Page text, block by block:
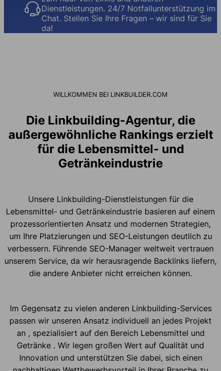
Dienstleistungen. 24/7 Notfallunterstützung im
Chat. Stellen Sie Ihre Fragen – wir sind für Sie
da!
WILLKOMMEN BEI LINKBUILDER.COM
Die Linkbuilding-Agentur, die
außergewöhnliche Rankings erzielt
für die Lebensmittel- und
Getränkeindustrie
Unsere Linkbuilding-Dienstleistungen für die
Lebensmittel- und Getränkeindustrie basieren auf einem
prozessorientierten Ansatz und modernen Strategien,
um Ihre Platzierungen und SEO-Leistungen deutlich zu
verbessern. Führende SEO-Manager weltweit vertrauen
unserem Service, da wir herausragende Backlinks liefern,
die andere Anbieter nicht erreichen können.
Im Gegensatz zu vielen anderen Linkbuilding-Services
passen wir unseren Ansatz individuell an jedes Projekt
an , spezialisiert auf den Bereich Lebensmittel und
Getränke . Wir legen großen Wert auf Qualität und
Innovation und unterstützen Sie dabei, sich einen